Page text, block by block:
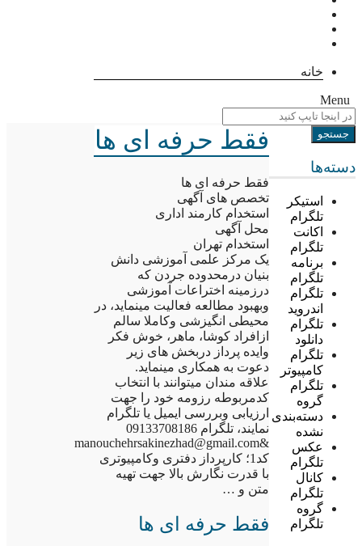
خانه
Menu
دسته‌ها
استیکر
تلگرام
اکانت
تلگرام
برنامه
تلگرام
تلگرام
اندروید
تلگرام
دانلود
تلگرام
کامپیوتر
تلگرام
گروه
دسته‌بندی
نشده
عکس
تلگرام
کانال
تلگرام
گروه
تلگرام
فقط حرفه ای ها
فقط حرفه ای ها
تخصص های آگهی
استخدام کارمند اداری
محل آگهی
استخدام تهران
یک مرکز علمی آموزشی دانش
بنیان درمحدوده جردن که
درزمینه اختراعات آموزشی
وبهبود مطالعه فعالیت مینماید، در
محیطی انگیزشی وکاملا سالم
ازافراد کوشا، ماهر، خوش فکر
وایده پرداز دربخش های زیر
دعوت به همکاری مینماید.
علاقه مندان میتوانند با انتخاب
کدمربوطه رزومه خود را جهت
ارزیابی وبررسی ایمیل یا تلگرام
نمایند، تلگرام 09133708186
&manouchehrsakinezhad@gmail.com
کد1؛ کارپرداز دفتری وکامپیوتری
با قدرت نگارش بالا جهت تهیه
متن و …
فقط حرفه ای ها